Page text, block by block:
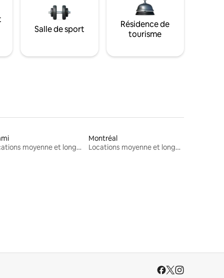
Salle de sport
Résidence de
tourisme
Locations moyenne et longue durée
Montréal
Locations moyenne et longue durée